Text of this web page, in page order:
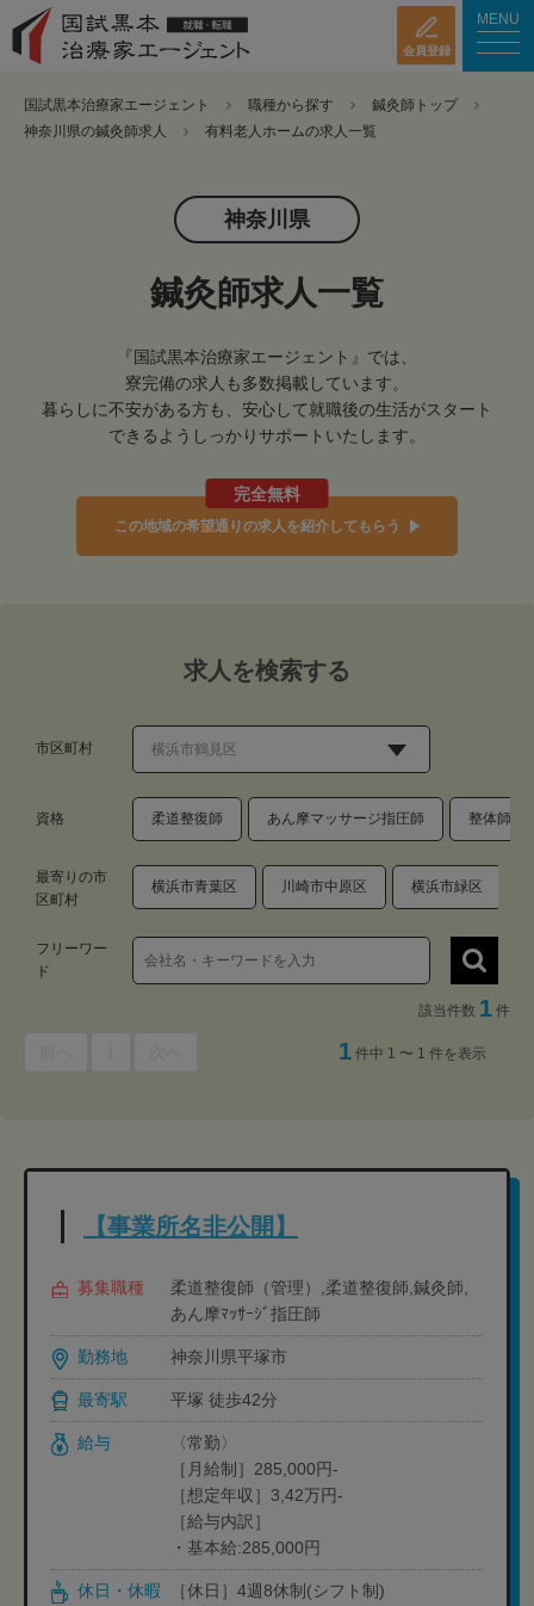
会員登録
MENU
国試黒本治療家エージェント 職種から探す
鍼灸師トップ
神奈川県の鍼灸師求人
有料老人ホームの求人一覧
神奈川県
鍼灸師求人一覧
『国試黒本治療家エージェント』では、
寮完備の求人も多数掲載しています。
暮らしに不安がある方も、安心して就職後の生活がスタート
できるようしっかりサポートいたします。
完全無料
この地域の希望通りの求人を紹介してもらう
求人を検索する
市区町村
資格 柔道整復師 あん摩マッサージ指圧師 整体師・
最寄りの市
区町村
横浜市青葉区 川崎市中原区 横浜市緑区
フリーワー
ド
該当件数 1 件
1 件中 1 〜 1 件を表示
【事業所名非公開】
募集職種
柔道整復師（管理）,柔道整復師,鍼灸師,
あん摩ﾏｯｻｰｼﾞ指圧師
勤務地 神奈川県平塚市
最寄駅 平塚 徒歩42分
給与
〈常勤〉
［月給制］285,000円-
［想定年収］3,42万円-
［給与内訳］
・基本給:285,000円
休日・休暇
［休日］4週8休制(シフト制)